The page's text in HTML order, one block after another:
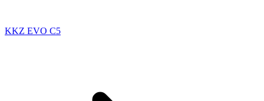
KKZ EVO C5